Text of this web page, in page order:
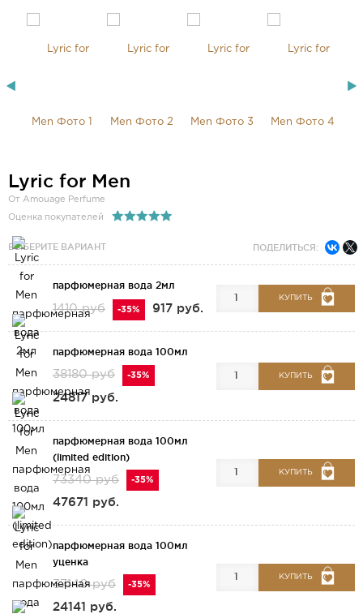
Lyric for Men
От Amouage Perfume
Оценка покупателей
ВЫБЕРИТЕ ВАРИАНТ ПОДЕЛИТЬСЯ:
парфюмерная вода 2мл
1410 руб -35% 917 руб.
КУПИТЬ
парфюмерная вода 100мл
38180 руб -35%
24817 руб.
КУПИТЬ
парфюмерная вода 100мл
(limited edition)
73340 руб -35%
47671 руб.
КУПИТЬ
парфюмерная вода 100мл
уценка
37140 руб -35%
24141 руб.
КУПИТЬ